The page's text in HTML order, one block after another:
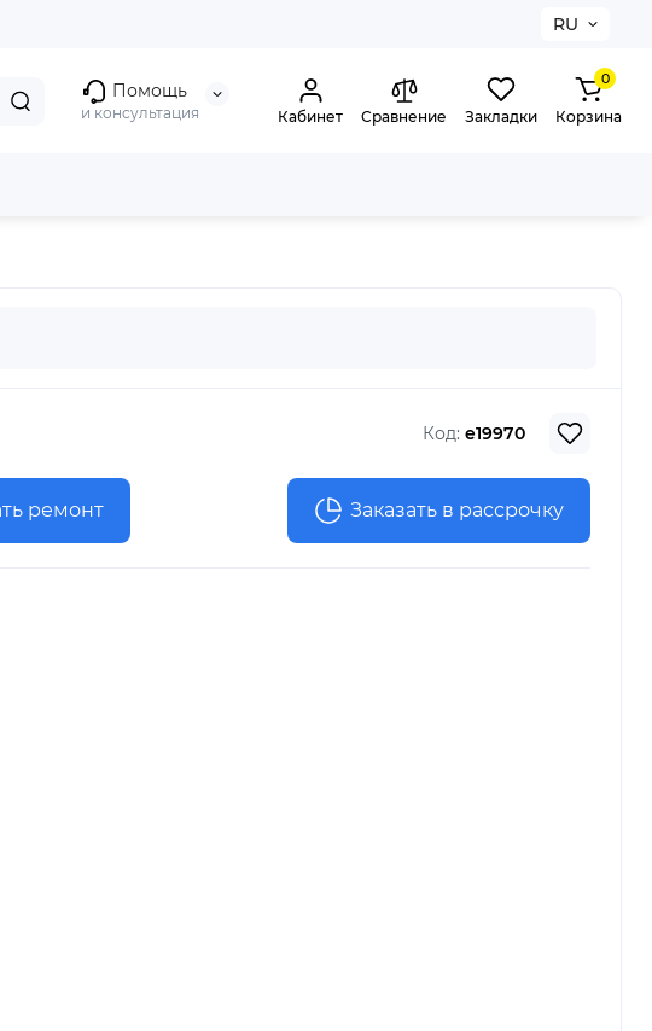
RU
Помощь
и консультация Кабинет Сравнение Закладки
0
Корзина
Код: e19970
ремонт Заказать в рассрочку